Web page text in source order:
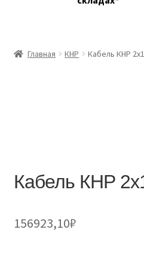
Главная КНР Кабель КНР
Кабель КНР
156923,10₽